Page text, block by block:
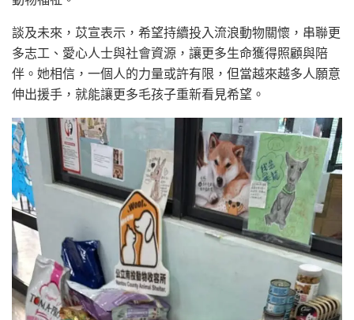
談及未來，苡宣表示，希望持續投入流浪動物關懷，串聯更
多志工、愛心人士與社會資源，讓更多生命獲得照顧與陪
伴。她相信，一個人的力量或許有限，但當越來越多人願意
伸出援手，就能讓更多毛孩子重新看見希望。